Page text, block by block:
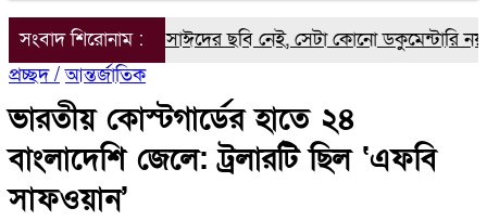
সংবাদ শিরোনাম :আবু সাঈদের ছবি নেই, সেটা কোনো ডকুমেন্টারি নয়:
প্রচ্ছদ / আন্তর্জাতিক
ভারতীয় কোস্টগার্ডের হাতে ২৪
বাংলাদেশি জেলে: ট্রলারটি ছিল ‘এফবি
সাফওয়ান’